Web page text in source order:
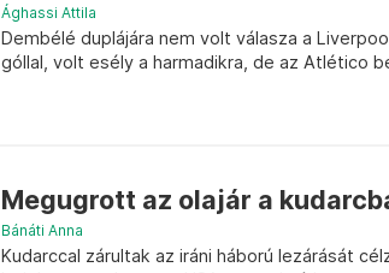
Ághassi Attila
Dembélé duplájára nem volt válasza a
góllal, volt esély a harmadikra, de az Atlético
Megugrott az olajár a
Bánáti Anna
Kudarccal zárultak az iráni háború lezárását